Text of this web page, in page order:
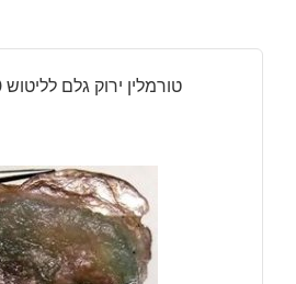
טורמלין ירוק גלם לליטוש 13.00 קרט